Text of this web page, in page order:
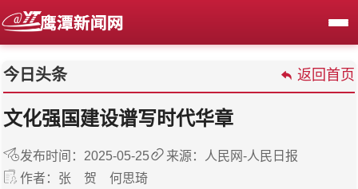
今日头条 返回首页
文化强国建设谱写时代华章
发布时间：2025-05-25
来源：人民网-人民日报
作者：张 贺 何思琦